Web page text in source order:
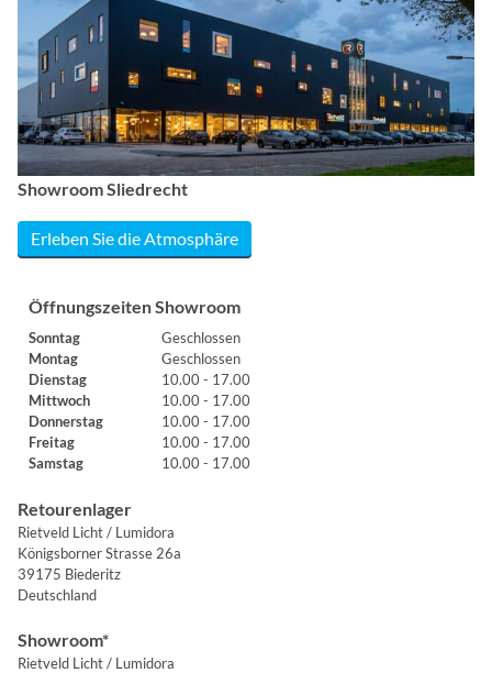
Showroom Sliedrecht
Erleben Sie die Atmosphäre
Öffnungszeiten Showroom
Sonntag
Geschlossen
Montag
Geschlossen
Dienstag
10.00 - 17.00
Mittwoch
10.00 - 17.00
Donnerstag
10.00 - 17.00
Freitag
10.00 - 17.00
Samstag
10.00 - 17.00
Retourenlager
Rietveld Licht / Lumidora
Königsborner Strasse 26a
39175 Biederitz
Deutschland
Showroom*
Rietveld Licht / Lumidora